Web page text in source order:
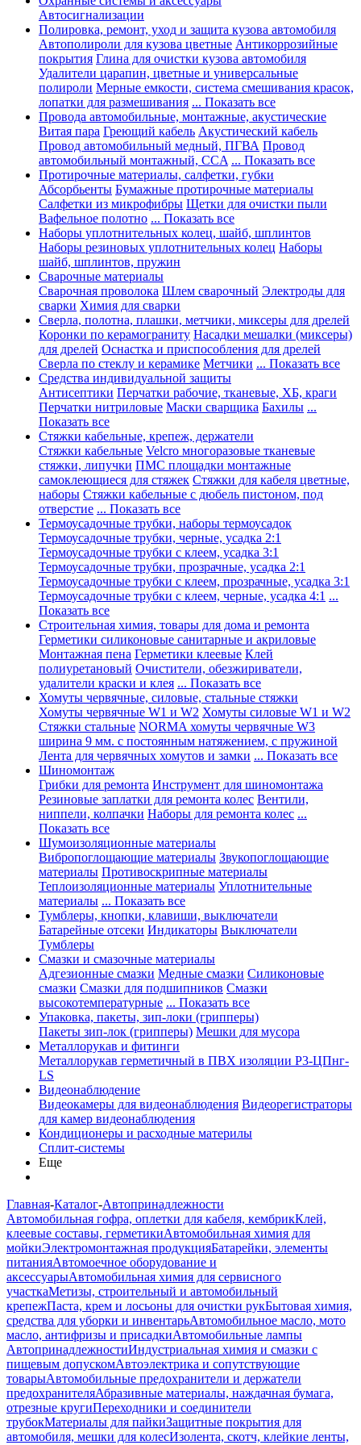
Автосигнализации
Полировка, ремонт, уход и защита кузова автомобиля
Автополироли для кузова цветные Антикоррозийные
покрытия Глина для очистки кузова автомобиля
Удалители царапин, цветные и универсальные
полироли Мерные емкости, система смешивания красок,
лопатки для размешивания ... Показать все
Провода автомобильные, монтажные, акустические
Витая пара Греющий кабель Акустический кабель
Провод автомобильный медный, ПГВА Провод
автомобильный монтажный, CCA ... Показать все
Протирочные материалы, салфетки, губки
Абсорбьенты Бумажные протирочные материалы
Салфетки из микрофибры Щетки для очистки пыли
Вафельное полотно ... Показать все
Наборы уплотнительных колец, шайб, шплинтов
Наборы резиновых уплотнительных колец Наборы
шайб, шплинтов, пружин
Сварочные материалы
Сварочная проволока Шлем сварочный Электроды для
сварки Химия для сварки
Сверла, полотна, плашки, метчики, миксеры для дрелей
Коронки по керамограниту Насадки мешалки (миксеры)
для дрелей Оснастка и приспособления для дрелей
Сверла по стеклу и керамике Метчики ... Показать все
Средства индивидуальной защиты
Антисептики Перчатки рабочие, тканевые, ХБ, краги
Перчатки нитриловые Маски сварщика Бахилы ...
Показать все
Стяжки кабельные, крепеж, держатели
Стяжки кабельные Velcro многоразовые тканевые
стяжки, липучки ПМС площадки монтажные
самоклеющиеся для стяжек Стяжки для кабеля цветные,
наборы Стяжки кабельные с дюбель пистоном, под
отверстие ... Показать все
Термоусадочные трубки, наборы термоусадок
Термоусадочные трубки, черные, усадка 2:1
Термоусадочные трубки с клеем, усадка 3:1
Термоусадочные трубки, прозрачные, усадка 2:1
Термоусадочные трубки с клеем, прозрачные, усадка 3:1
Термоусадочные трубки с клеем, черные, усадка 4:1 ...
Показать все
Строительная химия, товары для дома и ремонта
Герметики силиконовые санитарные и акриловые
Монтажная пена Герметики клеевые Клей
полиуретановый Очистители, обезжириватели,
удалители краски и клея ... Показать все
Хомуты червячные, силовые, стальные стяжки
Хомуты червячные W1 и W2 Хомуты силовые W1 и W2
Стяжки стальные NORMA хомуты червячные W3
ширина 9 мм. с постоянным натяжением, с пружиной
Лента для червячных хомутов и замки ... Показать все
Шиномонтаж
Грибки для ремонта Инструмент для шиномонтажа
Резиновые заплатки для ремонта колес Вентили,
ниппели, колпачки Наборы для ремонта колес ...
Показать все
Шумоизоляционные материалы
Вибропоглощающие материалы Звукопоглощающие
материалы Противоскрипные материалы
Теплоизоляционные материалы Уплотнительные
материалы ... Показать все
Тумблеры, кнопки, клавиши, выключатели
Батарейные отсеки Индикаторы Выключатели
Тумблеры
Смазки и смазочные материалы
Адгезионные смазки Медные смазки Силиконовые
смазки Смазки для подшипников Смазки
высокотемпературные ... Показать все
Упаковка, пакеты, зип-локи (грипперы)
Пакеты зип-лок (грипперы) Мешки для мусора
Металлорукав и фитинги
Металлорукав герметичный в ПВХ изоляции Р3-ЦПнг-
LS
Видеонаблюдение
Видеокамеры для видеонаблюдения Видеорегистраторы
для камер видеонаблюдения
Кондиционеры и расходные материлы
Сплит-системы
Еще
Главная-Каталог-Автопринадлежности
Автомобильная гофра, оплетки для кабеля, кембрикКлей,
клеевые составы, герметикиАвтомобильная химия для
мойкиЭлектромонтажная продукцияБатарейки, элементы
питанияАвтомоечное оборудование и
аксессуарыАвтомобильная химия для сервисного
участкаМетизы, строительный и автомобильный
крепежПаста, крем и лосьоны для очистки рукБытовая химия,
средства для уборки и инвентарьАвтомобильное масло, мото
масло, антифризы и присадкиАвтомобильные лампы
АвтопринадлежностиИндустриальная химия и смазки с
пищевым допускомАвтоэлектрика и сопутствующие
товарыАвтомобильные предохранители и держатели
предохранителяАбразивные материалы, наждачная бумага,
отрезные кругиПереходники и соединители
трубокМатериалы для пайкиЗащитные покрытия для
автомобиля, мешки для колесИзолента, скотч, клейкие ленты,